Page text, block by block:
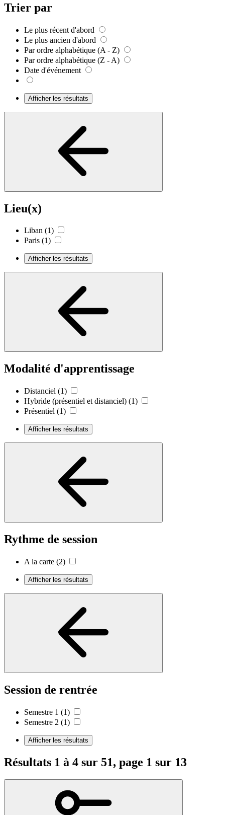
Trier par
Le plus récent d'abord
Le plus ancien d'abord
Par ordre alphabétique (A - Z)
Par ordre alphabétique (Z - A)
Date d'événement
Afficher les résultats
Lieu(x)
Liban (1)
Paris (1)
Afficher les résultats
Modalité d'apprentissage
Distanciel (1)
Hybride (présentiel et distanciel) (1)
Présentiel (1)
Afficher les résultats
Rythme de session
A la carte (2)
Afficher les résultats
Session de rentrée
Semestre 1 (1)
Semestre 2 (1)
Afficher les résultats
Résultats 1 à 4 sur 51, page 1 sur 13